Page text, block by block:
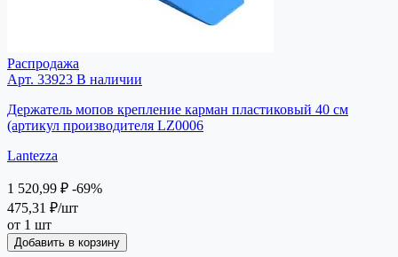
Распродажа
Арт. 33923 В наличии
Держатель мопов крепление карман пластиковый 40 см
(артикул производителя LZ0006
Lantezza
1 520,99 ₽ -69%
475,31 ₽/шт
от 1 шт
Добавить в корзину